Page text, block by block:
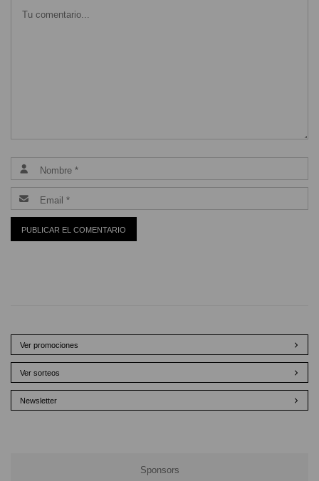
Ver promociones
Ver sorteos
Newsletter